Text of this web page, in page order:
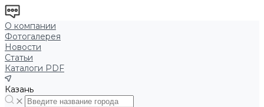
О компании
Фотогалерея
Новости
Статьи
Каталоги PDF
Казань